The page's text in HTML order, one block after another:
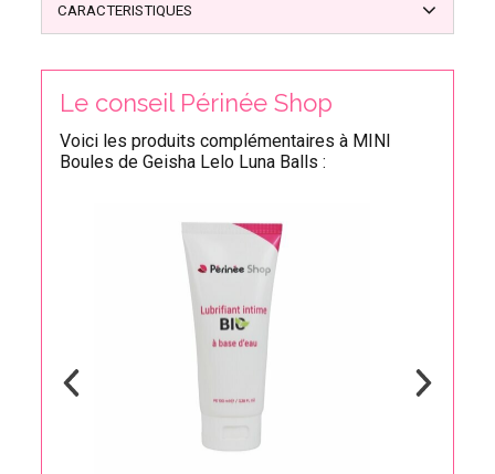
CARACTERISTIQUES
Le conseil Périnée Shop
Voici les produits complémentaires à MINI
Boules de Geisha Lelo Luna Balls :